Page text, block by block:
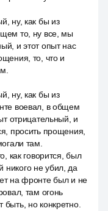
ну, как бы из
то, ну все, мы
и этот опыт нас
то, что и
ну, как бы из
воевал, в общем
отрицательный, и
просить прощения,
там.
как говорится, был
никого не убил, да
на фронте был и не
там огонь
но конкретно.